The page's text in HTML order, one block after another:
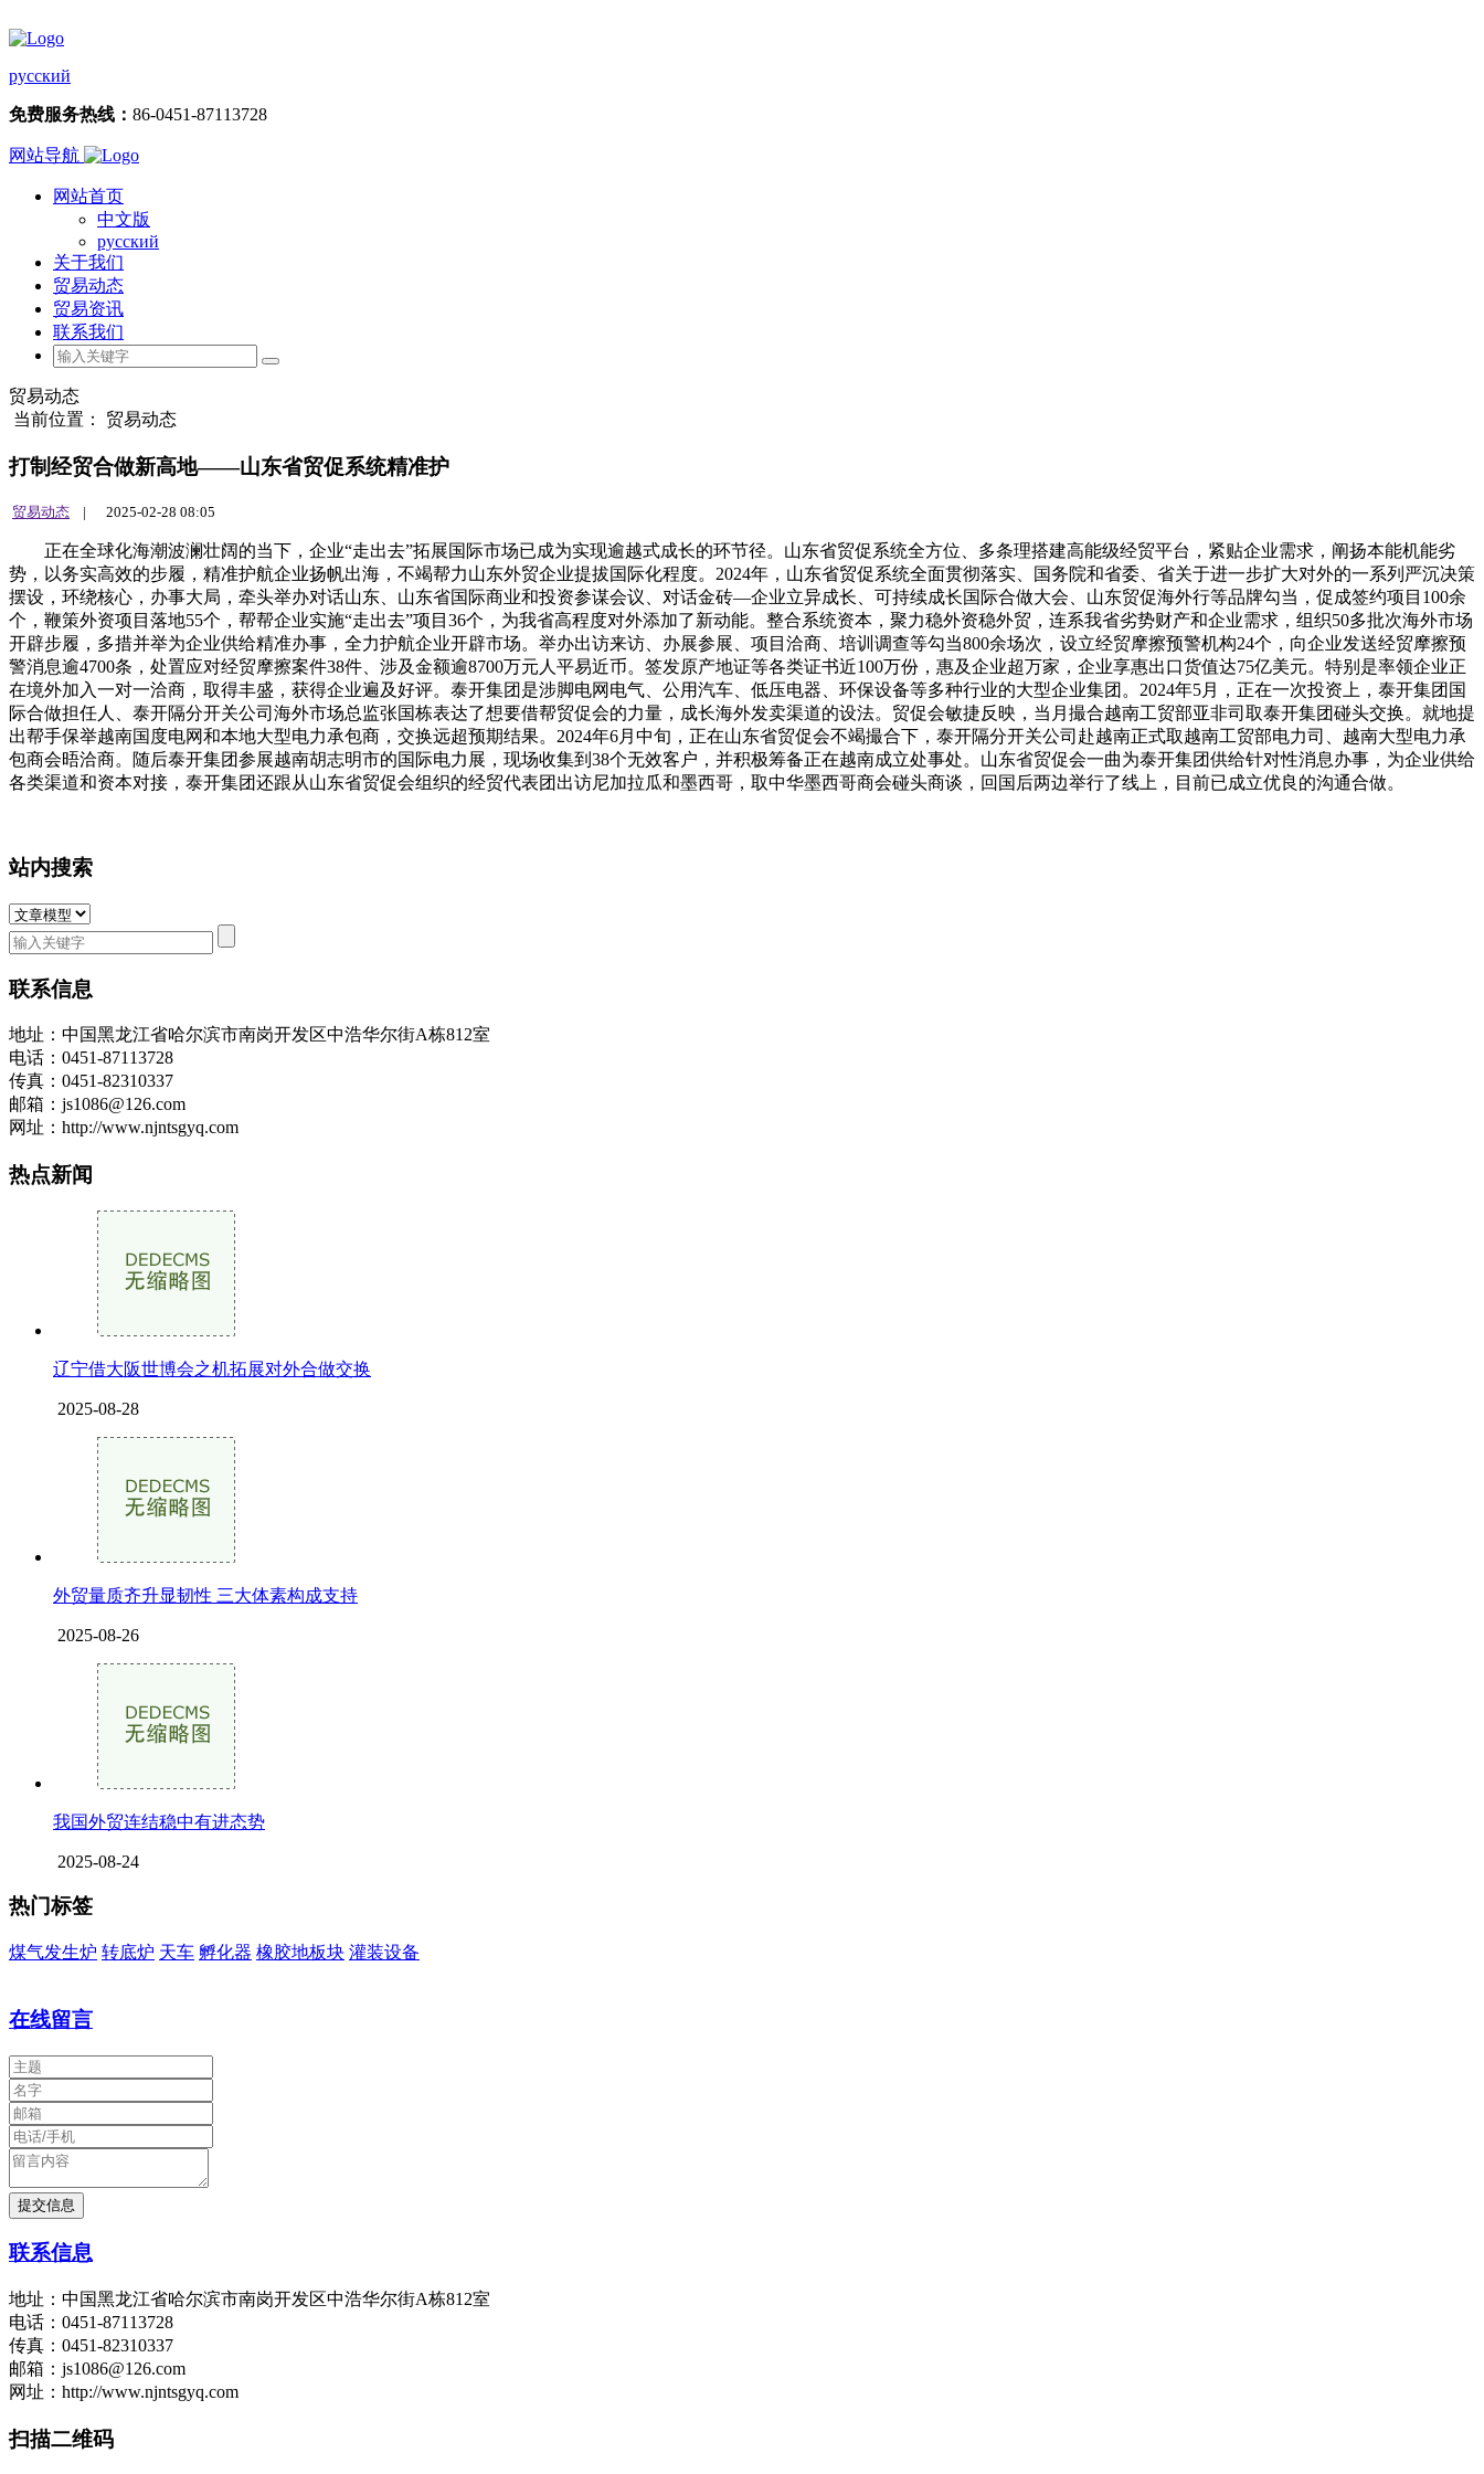
русский
免费服务热线： 86-0451-87113728
网站导航
网站首页
中文版
русский
关于我们
贸易动态
贸易资讯
联系我们
贸易动态
当前位置： 贸易动态
打制经贸合做新高地——山东省贸促系统精准护
贸易动态 | 2025-02-28 08:05
正在全球化海潮波澜壮阔的当下，企业“走出去”拓展国际市场已成为实现逾越式成长的环节径。山东省贸促系统全方位、多条理搭建高能级经贸平台，紧贴企业需求，阐扬本能机能劣
势，以务实高效的步履，精准护航企业扬帆出海，不竭帮力山东外贸企业提拔国际化程度。2024年，山东省贸促系统全面贯彻落实、国务院和省委、省关于进一步扩大对外的一系列严沉决策
摆设，环绕核心，办事大局，牵头举办对话山东、山东省国际商业和投资参谋会议、对话金砖—企业立异成长、可持续成长国际合做大会、山东贸促海外行等品牌勾当，促成签约项目100余
个，鞭策外资项目落地55个，帮帮企业实施“走出去”项目36个，为我省高程度对外添加了新动能。整合系统资本，聚力稳外资稳外贸，连系我省劣势财产和企业需求，组织50多批次海外市场
开辟步履，多措并举为企业供给精准办事，全力护航企业开辟市场。举办出访来访、办展参展、项目洽商、培训调查等勾当800余场次，设立经贸摩擦预警机构24个，向企业发送经贸摩擦预
警消息逾4700条，处置应对经贸摩擦案件38件、涉及金额逾8700万元人平易近币。签发原产地证等各类证书近100万份，惠及企业超万家，企业享惠出口货值达75亿美元。特别是率领企业正
在境外加入一对一洽商，取得丰盛，获得企业遍及好评。泰开集团是涉脚电网电气、公用汽车、低压电器、环保设备等多种行业的大型企业集团。2024年5月，正在一次投资上，泰开集团国
际合做担任人、泰开隔分开关公司海外市场总监张国栋表达了想要借帮贸促会的力量，成长海外发卖渠道的设法。贸促会敏捷反映，当月撮合越南工贸部亚非司取泰开集团碰头交换。就地提
出帮手保举越南国度电网和本地大型电力承包商，交换远超预期结果。2024年6月中旬，正在山东省贸促会不竭撮合下，泰开隔分开关公司赴越南正式取越南工贸部电力司、越南大型电力承
包商会晤洽商。随后泰开集团参展越南胡志明市的国际电力展，现场收集到38个无效客户，并积极筹备正在越南成立处事处。山东省贸促会一曲为泰开集团供给针对性消息办事，为企业供给
各类渠道和资本对接，泰开集团还跟从山东省贸促会组织的经贸代表团出访尼加拉瓜和墨西哥，取中华墨西哥商会碰头商谈，回国后两边举行了线上，目前已成立优良的沟通合做。
站内搜索
联系信息
地址：中国黑龙江省哈尔滨市南岗开发区中浩华尔街A栋812室
电话：0451-87113728
传真：0451-82310337
邮箱：js1086@126.com
网址：http://www.njntsgyq.com
热点新闻
辽宁借大阪世博会之机拓展对外合做交换
2025-08-28
外贸量质齐升显韧性 三大体素构成支持
2025-08-26
我国外贸连结稳中有进态势
2025-08-24
热门标签
煤气发生炉 转底炉 天车 孵化器 橡胶地板块 灌装设备
在线留言
联系信息
地址：中国黑龙江省哈尔滨市南岗开发区中浩华尔街A栋812室
电话：0451-87113728
传真：0451-82310337
邮箱：js1086@126.com
网址：http://www.njntsgyq.com
扫描二维码